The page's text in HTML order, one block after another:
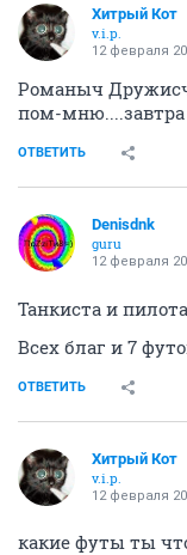
Хитрый Кот
v.i.p.
12 февраля
Романыч
пом-мню....завтра
ОТВЕТИТЬ
Denisdnk
guru
12 февраля
Танкиста и
Всех благ и 7
ОТВЕТИТЬ
Хитрый Кот
v.i.p.
12 февраля
какие футы ты